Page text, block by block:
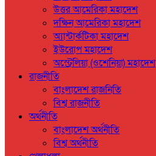
উত্তর আমেরিকা মহাদেশ
দক্ষিন আমেরিকা মহাদেশ
অ্যান্টার্কটিকা মহাদেশ
ইউরোপ মহাদেশ
অস্ট্রেলিয়া (ওশেনিয়া) মহাদেশ
রাজনীতি
বাংলাদেশ রাজনিতি
বিশ্ব রাজনীতি
অর্থনীতি
বাংলাদেশ অর্থনীতি
বিশ্ব অর্থনীতি